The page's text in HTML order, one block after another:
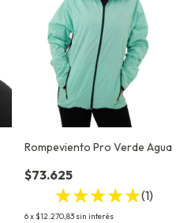
Rompeviento Pro Verde Agua
$73.625
(1)
6x $12.270,83 sin interés